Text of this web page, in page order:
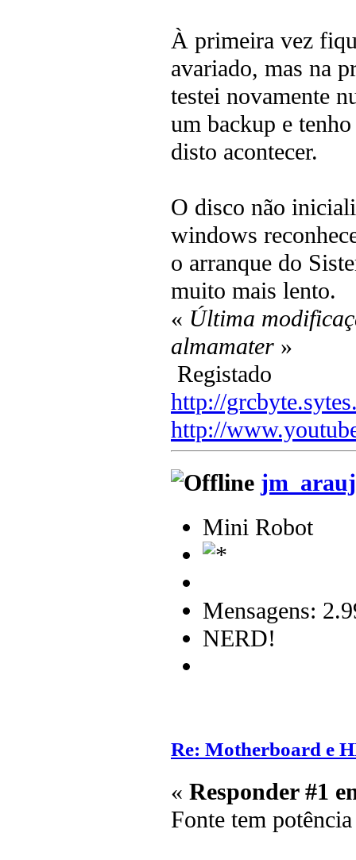
À primeira vez
avariado, mas na
testei novamente
um backup e
disto acontecer.
O disco não
windows
o arranque do
muito mais lento.
« Última
almamater »
Registado
http://
http://
Mini Robot
Mensagens:
NERD!
Re: Motherboard e
« Responder #1
Fonte tem